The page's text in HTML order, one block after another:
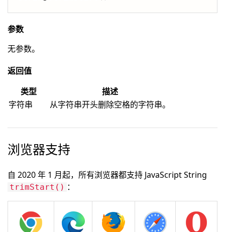
参数
无参数。
返回值
类型
描述
字符串
从字符串开头删除空格的字符串。
浏览器支持
自 2020 年 1 月起，所有浏览器都支持 JavaScript String
trimStart() ：